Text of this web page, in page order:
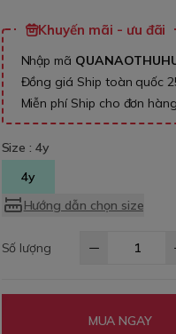
Khuyến mãi - ưu đãi
Nhập mã
Đồng giá Ship toàn quốc
Miễn phí Ship cho đơn
Size :4y
4y
Hướng dẫn chọn size
Số lượng
MUA NGAY